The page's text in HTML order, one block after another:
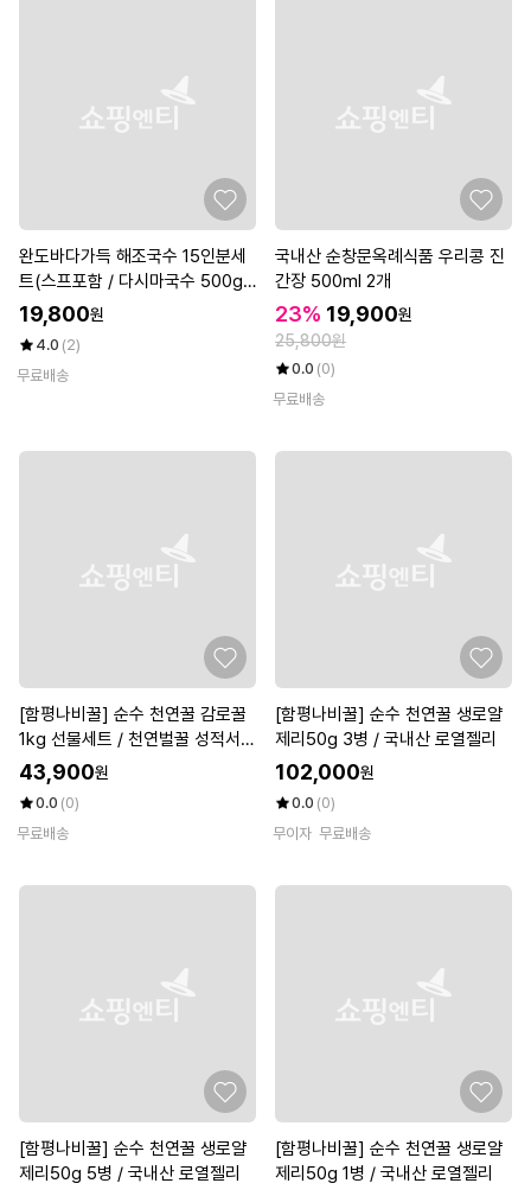
완도바다가득 해조국수 15인분세
트(스프포함 / 다시마국수 500g
+미역국수500g+톳국수500g)
19,800원
4.0 (2)
무료배송
국내산 순창문옥례식품 우리콩 진
간장 500ml 2개
23% 19,900원
25,800원
0.0 (0)
무료배송
[함평나비꿀] 순수 천연꿀 감로꿀
1kg 선물세트 / 천연벌꿀 성적서
동봉
43,900원
0.0 (0)
무료배송
[함평나비꿀] 순수 천연꿀 생로얄
제리50g 3병 / 국내산 로열젤리
102,000원
0.0 (0)
무이자 무료배송
[함평나비꿀] 순수 천연꿀 생로얄
제리50g 5병 / 국내산 로열젤리
[함평나비꿀] 순수 천연꿀 생로얄
제리50g 1병 / 국내산 로열젤리